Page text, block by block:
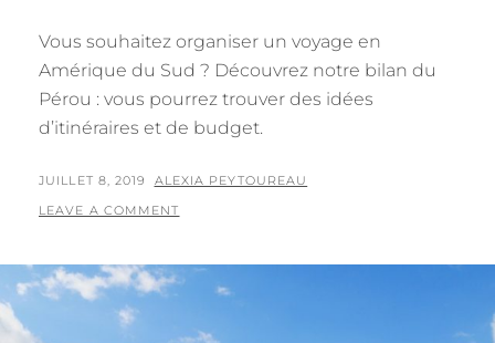
Vous souhaitez organiser un voyage en
Amérique du Sud ? Découvrez notre bilan du
Pérou : vous pourrez trouver des idées
d’itinéraires et de budget.
POSTED
ON
JUILLET 8, 2019 BY
ALEXIA PEYTOUREAU
LEAVE A COMMENT